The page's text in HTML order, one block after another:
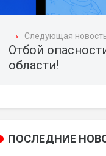
→ Следующая
Отбой
области!
ПОСЛЕДНИЕ